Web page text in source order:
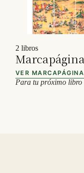
2 libros
VER
Para tu próximo libro